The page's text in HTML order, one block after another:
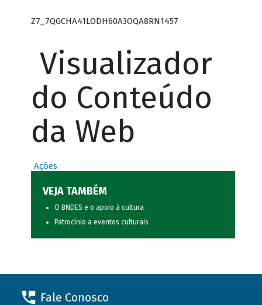
Z7_7QGCHA41LODH60A3OQA8RN1457
Visualizador
do Conteúdo
da Web
Ações
VEJA TAMBÉM
O BNDES e o apoio à cultura
Patrocínio a eventos culturais
Fale Conosco